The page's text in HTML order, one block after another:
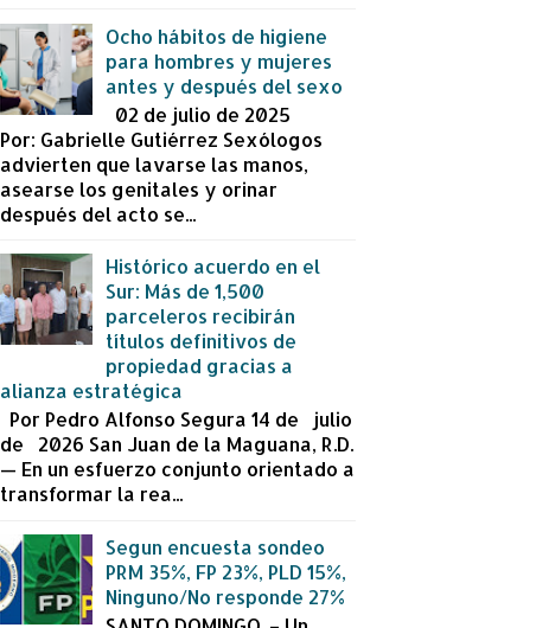
Ocho hábitos de higiene
para hombres y mujeres
antes y después del sexo
02 de julio de 2025
Por: Gabrielle Gutiérrez Sexólogos
advierten que lavarse las manos,
asearse los genitales y orinar
después del acto se...
Histórico acuerdo en el
Sur: Más de 1,500
parceleros recibirán
títulos definitivos de
propiedad gracias a
alianza estratégica
Por Pedro Alfonso Segura 14 de julio
de 2026 San Juan de la Maguana, R.D.
— En un esfuerzo conjunto orientado a
transformar la rea...
Segun encuesta sondeo
PRM 35%, FP 23%, PLD 15%,
Ninguno/No responde 27%